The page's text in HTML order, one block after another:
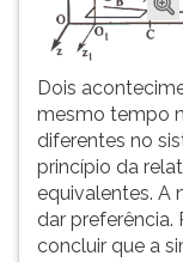
Dois
mesmo tempo
diferentes no
princípio da
equivalentes. A
dar preferência.
concluir que a